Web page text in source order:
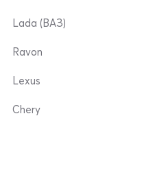
Lada (ВАЗ)
Ravon
Lexus
Chery